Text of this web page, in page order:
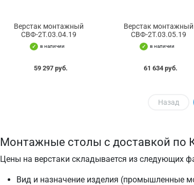
Верстак монтажный
СВФ-2Т.03.04.19
в наличии
59 297 руб.
Верстак монтажный
СВФ-2Т.03.05.19
в наличии
61 634 руб.
Назад
Монтажные столы с доставкой по
Цены на верстаки складывается из следующих
Вид и назначение изделия (промышленные